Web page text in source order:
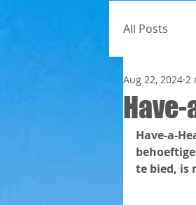
All Posts
All
Aug 22, 2024 2
Have-a-
te bied, is